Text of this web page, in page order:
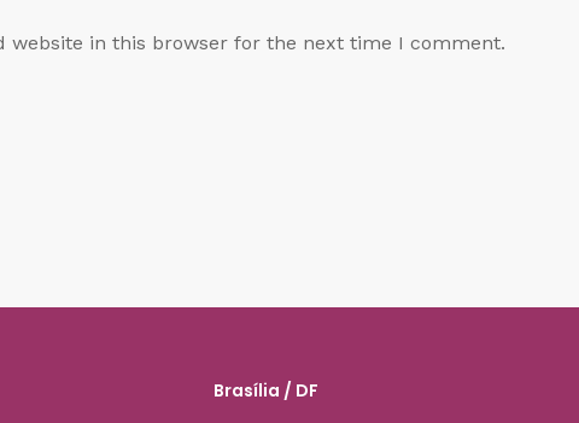
website in this browser for the next time I comment.
Brasília / DF